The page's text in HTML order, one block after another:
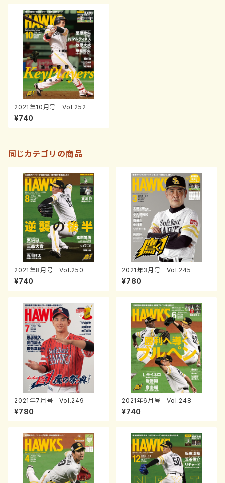
2021年10月号 Vol.252
¥740
同じカテゴリの商品
2021年8月号 Vol.250
¥740
2021年3月号 Vol.245
¥780
2021年7月号 Vol.249
¥780
2021年6月号 Vol.248
¥740